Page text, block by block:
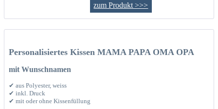
zum Produkt >>>
Personalisiertes Kissen MAMA PAPA OMA OPA
mit Wunschnamen
✔ aus Polyester, weiss
✔ inkl. Druck
✔ mit oder ohne Kissenfüllung